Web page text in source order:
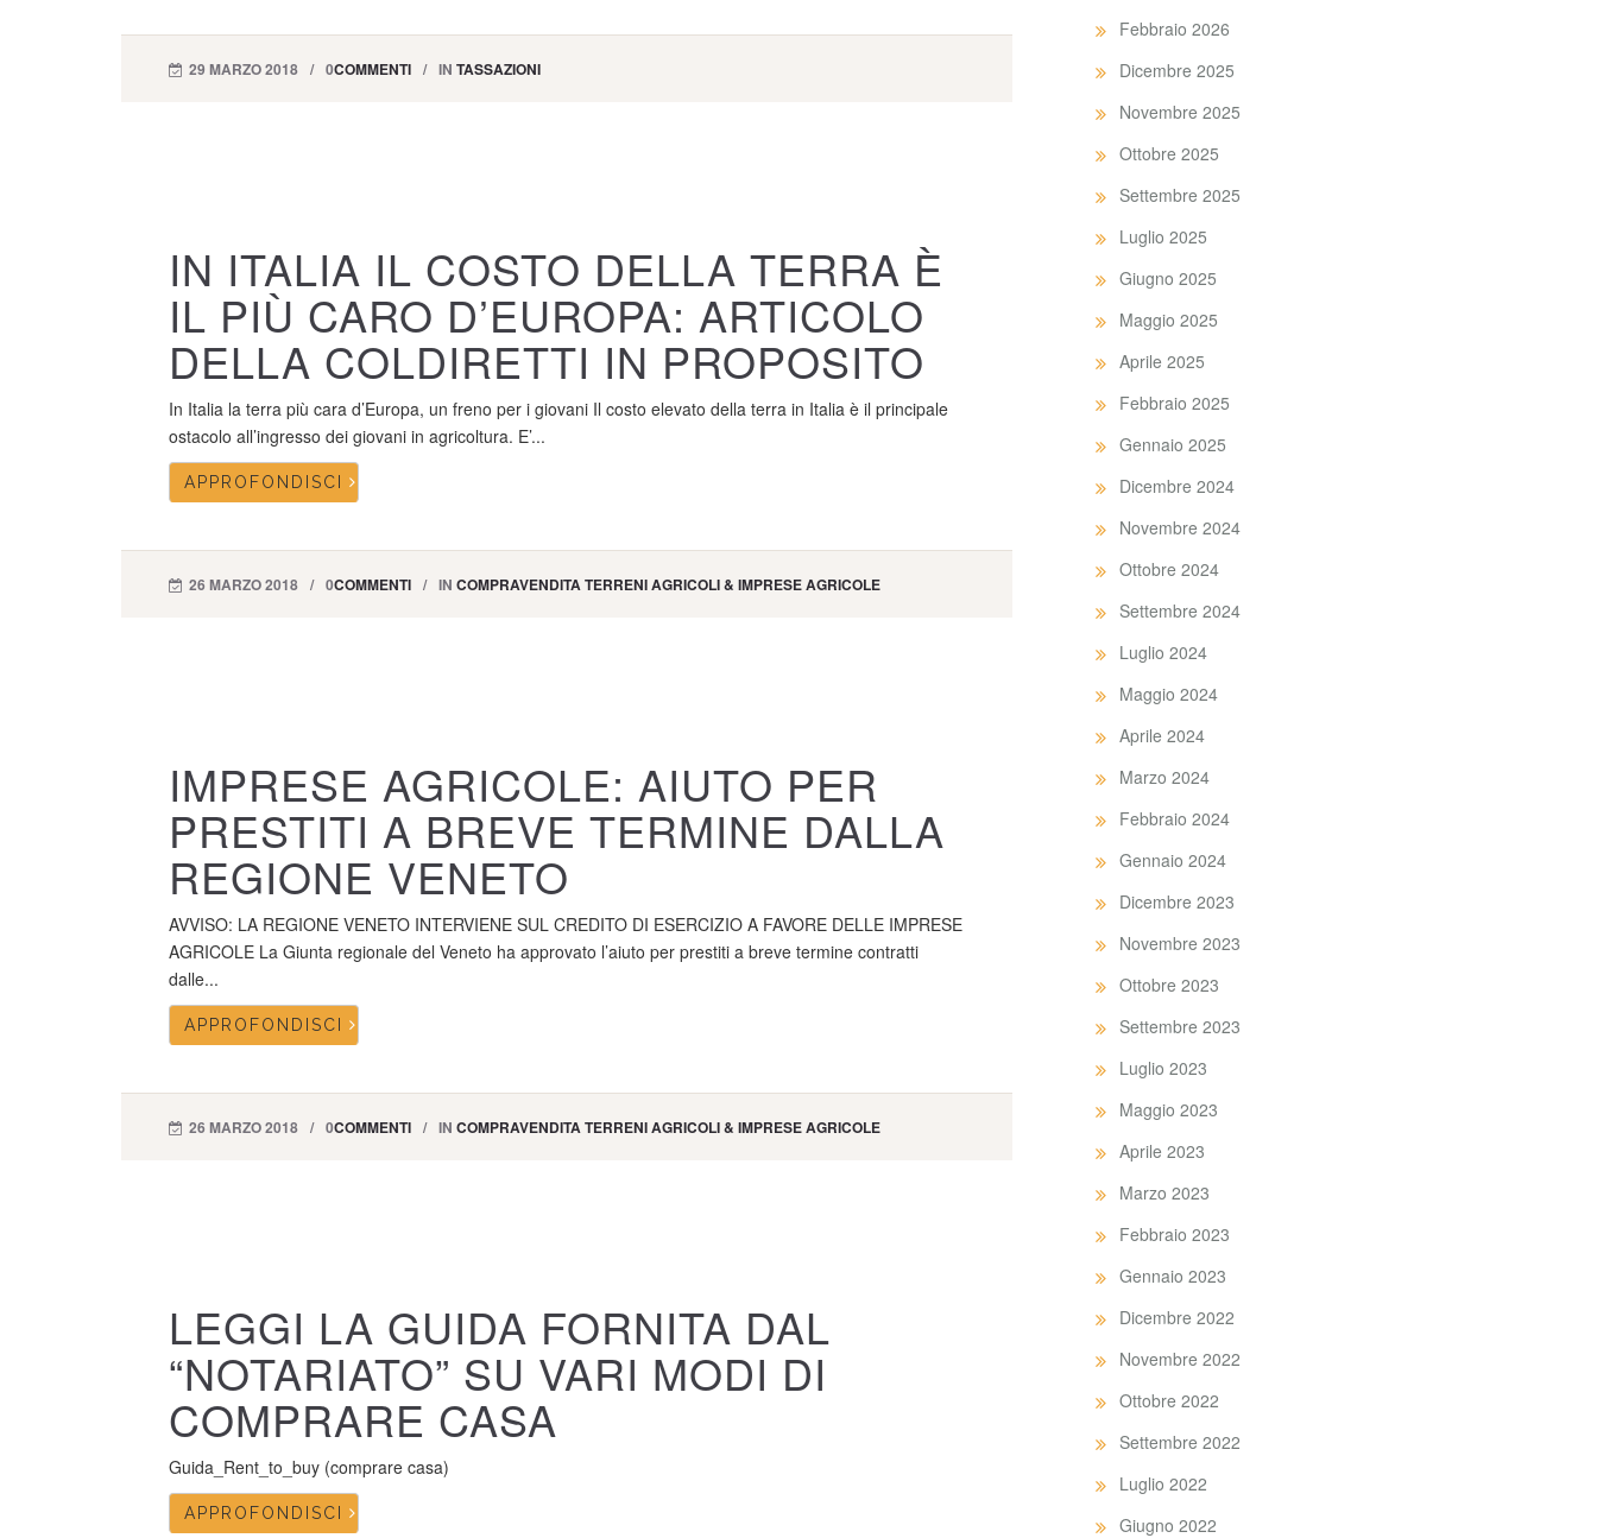
29 MARZO 2018 0COMMENTI IN TASSAZIONI
IN ITALIA IL COSTO DELLA TERRA È
IL PIÙ CARO D’EUROPA: ARTICOLO
DELLA COLDIRETTI IN PROPOSITO
In Italia la terra più cara d’Europa, un freno per i giovani Il costo elevato della terra in Italia è il principale
ostacolo all’ingresso dei giovani in agricoltura. E’...
APPROFONDISCI
26 MARZO 2018 0COMMENTI IN COMPRAVENDITA TERRENI AGRICOLI & IMPRESE AGRICOLE
IMPRESE AGRICOLE: AIUTO PER
PRESTITI A BREVE TERMINE DALLA
REGIONE VENETO
AVVISO: LA REGIONE VENETO INTERVIENE SUL CREDITO DI ESERCIZIO A FAVORE DELLE IMPRESE
AGRICOLE La Giunta regionale del Veneto ha approvato l’aiuto per prestiti a breve termine contratti
dalle...
APPROFONDISCI
26 MARZO 2018 0COMMENTI IN COMPRAVENDITA TERRENI AGRICOLI & IMPRESE AGRICOLE
LEGGI LA GUIDA FORNITA DAL
“NOTARIATO” SU VARI MODI DI
COMPRARE CASA
Guida_Rent_to_buy (comprare casa)
APPROFONDISCI
Febbraio 2026
Dicembre 2025
Novembre 2025
Ottobre 2025
Settembre 2025
Luglio 2025
Giugno 2025
Maggio 2025
Aprile 2025
Febbraio 2025
Gennaio 2025
Dicembre 2024
Novembre 2024
Ottobre 2024
Settembre 2024
Luglio 2024
Maggio 2024
Aprile 2024
Marzo 2024
Febbraio 2024
Gennaio 2024
Dicembre 2023
Novembre 2023
Ottobre 2023
Settembre 2023
Luglio 2023
Maggio 2023
Aprile 2023
Marzo 2023
Febbraio 2023
Gennaio 2023
Dicembre 2022
Novembre 2022
Ottobre 2022
Settembre 2022
Luglio 2022
Giugno 2022